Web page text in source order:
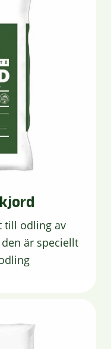
till odling av
är speciellt